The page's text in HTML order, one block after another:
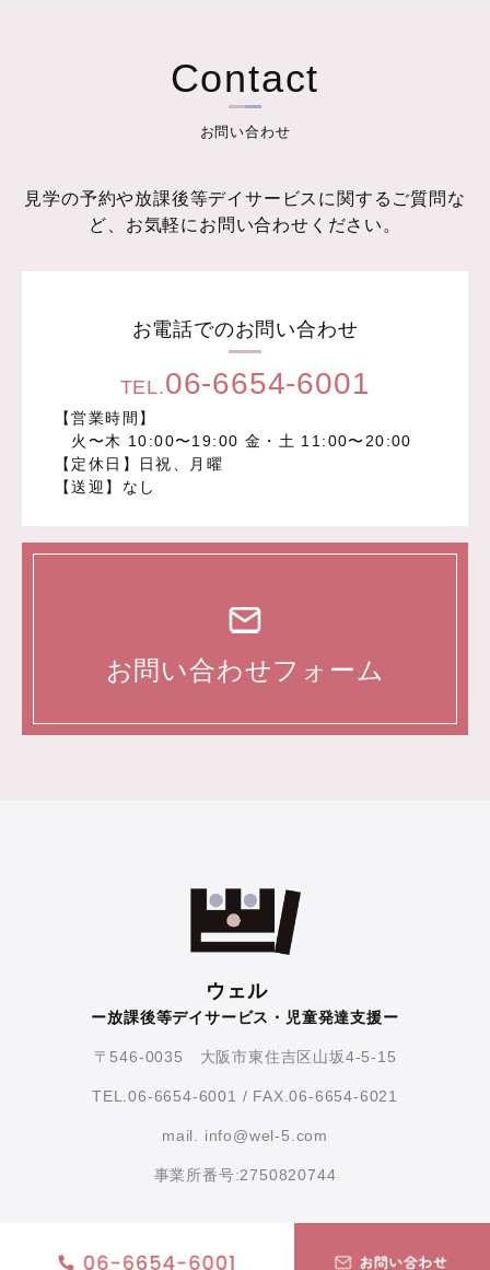
Contact
お問い合わせ
見学の予約や放課後等デイサービスに関するご質問な
ど、お気軽にお問い合わせください。
お電話でのお問い合わせ
TEL.06-6654-6001
【営業時間】
火〜木 10:00〜19:00 金・土 11:00〜20:00
【定休日】日祝、月曜
【送迎】なし
お問い合わせフォーム
ウェル
ー放課後等デイサービス・児童発達支援ー
〒546-0035 大阪市東住吉区山坂4-5-15
TEL.06-6654-6001 / FAX.06-6654-6021
mail. info@wel-5.com
事業所番号:2750820744